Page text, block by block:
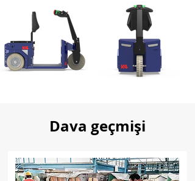
Dava geçmişi